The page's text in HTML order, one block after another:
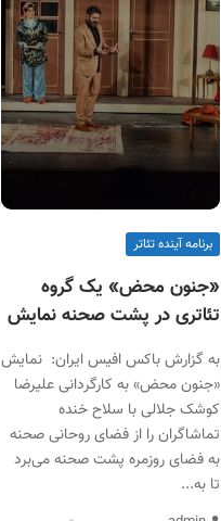
برنامه آینده تئاتر
«جنون محض» یک گروه
تئاتری در پشت صحنه نمایش
به گزارش باکس افیس ایران: نمایش
«جنون محض» به کارگردانی علیرضا
کوشک جلالی با سلاح خنده
تماشاگران را از فضای روحانی صحنه
به فضای روزمره پشت صحنه می‌برد
تا به...